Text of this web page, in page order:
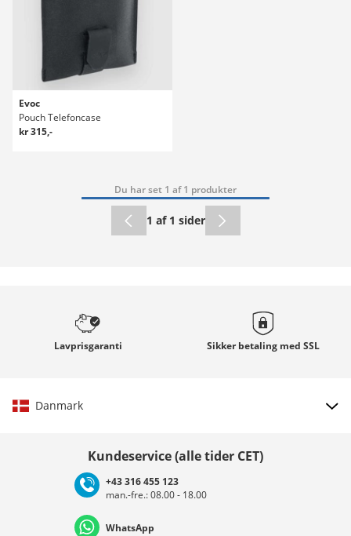
Evoc
Pouch Telefoncase
kr 315,-
Du har set 1 af 1 produkter
1 af 1 sider
Lavprisgaranti Sikker betaling med SSL
Danmark
Deutschland Österreich
Kundeservice (alle tider CET)
+43 316 455 123
man.-fre.: 08.00 - 18.00
WhatsApp